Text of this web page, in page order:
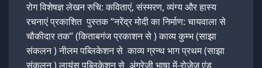
रोग विशेषज्ञ लेखन रुचि: कविताएं, संस्मरण, व्यंग्य और हास्य
रचनाएं प्रकाशित पुस्तक “नरेंद्र मोदी का निर्माण: चायवाला से
चौकीदार तक” (किताबगंज प्रकाशन से ) काव्य कुम्भ (साझा
संकलन ) नीलम पब्लिकेशन से काव्य ग्रन्थ भाग प्रथम (साझा
संकलन ) लायंस पब्लिकेशन से अंग्रेजी भाषा में-रोजेज एंड